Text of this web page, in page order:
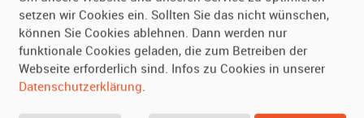
Oldtimer anmelden
Fotos senden
Fragen für Vermieter
Inserat verwalten
Häufige Fragen (FAQ)
So funktioniert's
Kontakt
setzen wir Cookies ein. Sollten Sie das nicht wünschen,
können Sie Cookies ablehnen. Dann werden nur
funktionale Cookies geladen, die zum Betreiben der
Webseite erforderlich sind. Infos zu Cookies in unserer
Datenschutzerklärung.